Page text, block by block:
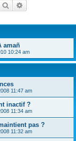
e
r
Rechercher
amañ
10:24 am
11:47 am
inactif ?
11:34 am
pas ?
11:32 am